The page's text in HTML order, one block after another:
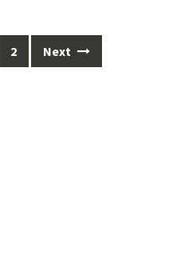
2 Next